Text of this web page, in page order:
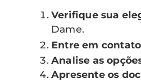
Verifique sua
Dame.
Entre em
Analise as
Apresente os